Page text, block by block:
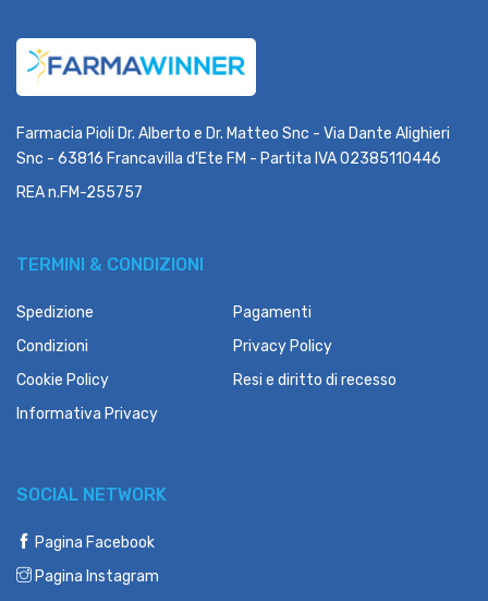
Farmacia Pioli Dr. Alberto e Dr. Matteo Snc - Via Dante Alighieri
Snc - 63816 Francavilla d'Ete FM - Partita IVA 02385110446
REA n.FM-255757
TERMINI & CONDIZIONI
Spedizione
Pagamenti
Condizioni
Privacy Policy
Cookie Policy
Resi e diritto di recesso
Informativa Privacy
SOCIAL NETWORK
Pagina Facebook
Pagina Instagram